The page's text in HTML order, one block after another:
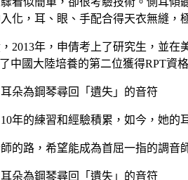
化，耳、眼、手配合得天衣無縫，
2013年，申倩考上了研究生，並
中國大陸培養的第二位獲得RPT資
年的練習和經驗積累，如今，她
的路，希望能成為首屈一指的調音